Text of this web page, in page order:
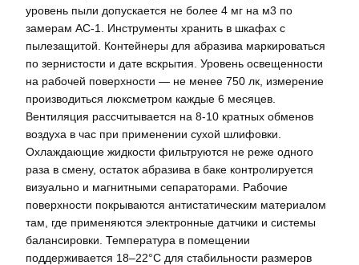
уровень пыли допускается не более 4 мг на м3 по
замерам АС-1. Инструменты хранить в шкафах с
пылезащитой. Контейнеры для абразива маркироваться
по зернистости и дате вскрытия. Уровень освещенности
на рабочей поверхности — не менее 750 лк, измерение
производиться люксметром каждые 6 месяцев.
Вентиляция рассчитывается на 8-10 кратных обменов
воздуха в час при применении сухой шлифовки.
Охлаждающие жидкости фильтруются не реже одного
раза в смену, остаток абразива в баке контролируется
визуально и магнитными сепараторами. Рабочие
поверхности покрываются антистатическим материалом
там, где применяются электронные датчики и системы
балансировки. Температура в помещении
поддерживается 18–22°C для стабильности размеров